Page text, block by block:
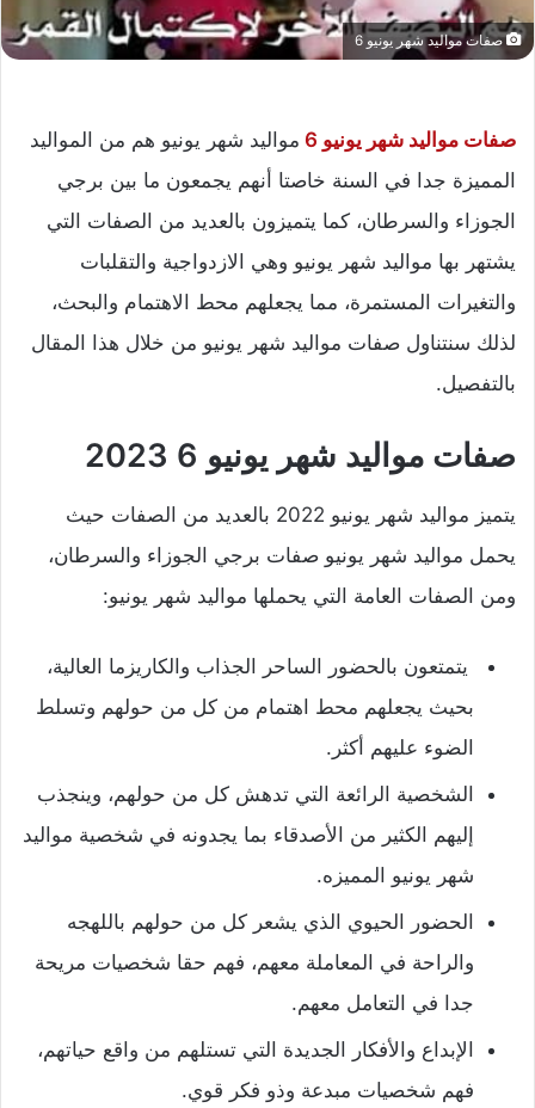
صفات مواليد شهر يونيو 6
صفات مواليد شهر يونيو 6
مواليد شهر يونيو هم من المواليد
المميزة جدا في السنة خاصتا أنهم يجمعون ما بين برجي
الجوزاء والسرطان، كما يتميزون بالعديد من الصفات التي
يشتهر بها مواليد شهر يونيو وهي الازدواجية والتقلبات
والتغيرات المستمرة، مما يجعلهم محط الاهتمام والبحث،
لذلك سنتناول صفات مواليد شهر يونيو من خلال هذا المقال
بالتفصيل.
صفات مواليد شهر يونيو 6 2023
يتميز مواليد شهر يونيو 2022 بالعديد من الصفات حيث
يحمل مواليد شهر يونيو صفات برجي الجوزاء والسرطان،
ومن الصفات العامة التي يحملها مواليد شهر يونيو:
يتمتعون بالحضور الساحر الجذاب والكاريزما العالية،
بحيث يجعلهم محط اهتمام من كل من حولهم وتسلط
الضوء عليهم أكثر.
الشخصية الرائعة التي تدهش كل من حولهم، وينجذب
إليهم الكثير من الأصدقاء بما يجدونه في شخصية مواليد
شهر يونيو المميزه.
الحضور الحيوي الذي يشعر كل من حولهم باللهجه
والراحة في المعاملة معهم، فهم حقا شخصيات مريحة
جدا في التعامل معهم.
الإبداع والأفكار الجديدة التي تستلهم من واقع حياتهم،
فهم شخصيات مبدعة وذو فكر قوي.